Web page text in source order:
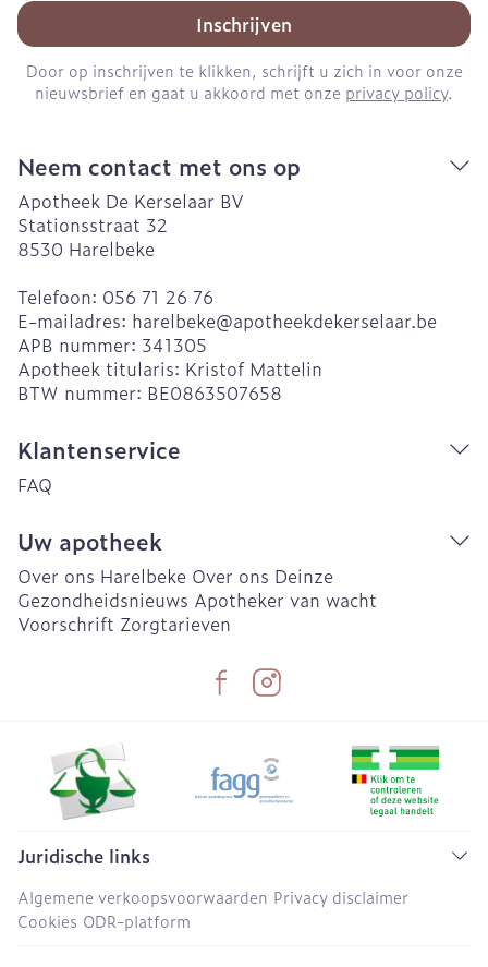
Inschrijven
Door op inschrijven te klikken, schrijft u zich in voor onze
nieuwsbrief en gaat u akkoord met onze privacy policy.
Neem contact met ons op
Apotheek De Kerselaar BV
Stationsstraat 32
8530 Harelbeke
Telefoon: 056 71 26 76
E-mailadres: harelbeke@apotheekdekerselaar.be
APB nummer: 341305
Apotheek titularis: Kristof Mattelin
BTW nummer: BE0863507658
Klantenservice
FAQ
Uw apotheek
Over ons Harelbeke Over ons Deinze
Gezondheidsnieuws Apotheker van wacht
Voorschrift Zorgtarieven
Juridische links
Algemene verkoopsvoorwaarden Privacy disclaimer
Cookies ODR-platform